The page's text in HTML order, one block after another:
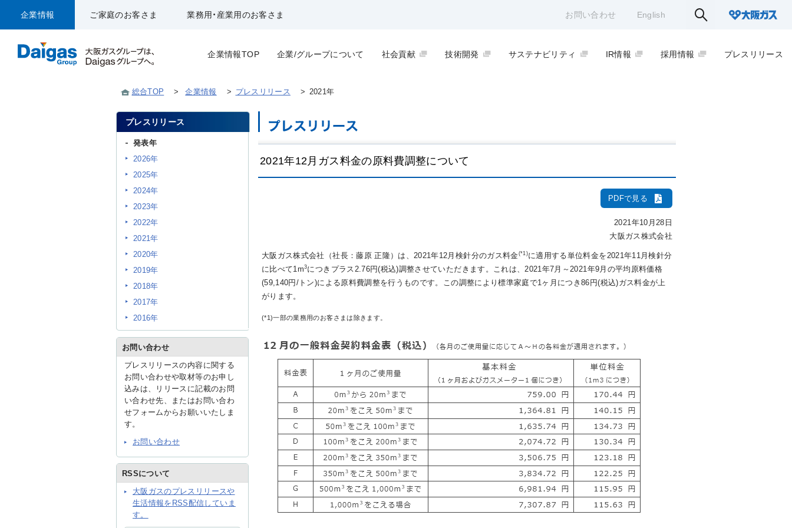
企業情報 ご家庭のお客さま 業務用・産業用のお客さま お問い合わせ English
企業情報TOP 企業/グループについて 社会貢献 技術開発 サステナビリティ IR情報 採用情報 プレスリリース
総合TOP > 企業情報 > プレスリリース > 2021年
2021年12月ガス料金の原料費調整について
PDFで見る
2021年10月28日
大阪ガス株式会社
大阪ガス株式会社（社長：藤原 正隆）は、2021年12月検針分のガス料金(*1)に適用する単位料金を2021年11月検針分
に比べて1m3につきプラス2.76円(税込)調整させていただきます。これは、2021年7月～2021年9月の平均原料価格
(59,140円/トン)による原料費調整を行うものです。この調整により標準家庭で1ヶ月につき86円(税込)ガス料金が上
がります。
(*1)一部の業務用のお客さまは除きます。
プレスリリース
発表年
2026年
2025年
2024年
2023年
2022年
2021年
2020年
2019年
2018年
2017年
2016年
お問い合わせ
プレスリリースの内容に関する
お問い合わせや取材等のお申し
込みは、リリースに記載のお問
い合わせ先、またはお問い合わ
せフォームからお願いいたしま
す。
お問い合わせ
RSSについて
大阪ガスのプレスリリースや
生活情報をRSS配信していま
す。